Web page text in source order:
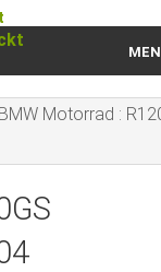
BMW Motorrad :